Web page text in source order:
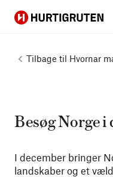
Hurtigruten
Tilbage til Hvornar
Besøg Norge i
I december bringer
landskaber og et